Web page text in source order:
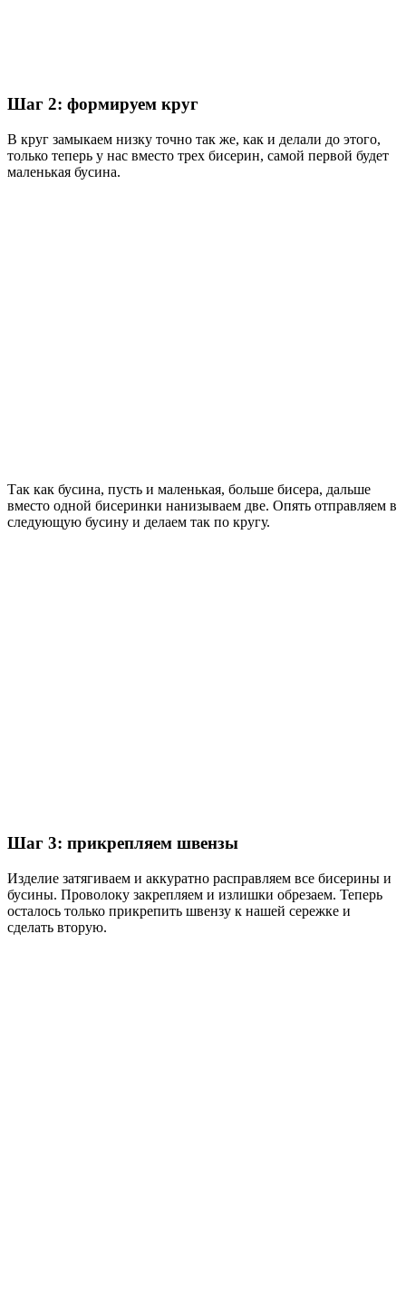
Шаг 2: формируем круг
В круг замыкаем низку точно так же, как и делали до этого,
только теперь у нас вместо трех бисерин, самой первой будет
маленькая бусина.
Так как бусина, пусть и маленькая, больше бисера, дальше
вместо одной бисеринки нанизываем две. Опять отправляем в
следующую бусину и делаем так по кругу.
Шаг 3: прикрепляем швензы
Изделие затягиваем и аккуратно расправляем все бисерины и
бусины. Проволоку закрепляем и излишки обрезаем. Теперь
осталось только прикрепить швензу к нашей сережке и
сделать вторую.